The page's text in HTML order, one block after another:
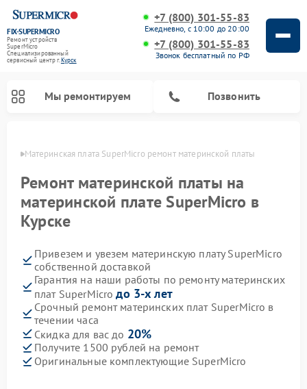
FIX-SUPERMICRO
Ремонт устройств
SuperMicro
Специализированный
cервисный центр г.Курск
+7 (800) 301-55-83
Ежедневно, с 10:00 до 20:00
+7 (800) 301-55-83
Звонок бесплатный по РФ
Мы ремонтируем Позвонить
Материнская плата SuperMicro ремонт материнской платы
Ремонт материнской платы на
материнской плате SuperMicro в
Курске
Привезем и увезем материнскую плату SuperMicro
собственной доставкой
Гарантия на наши работы по ремонту материнских
плат SuperMicroдо 3-х лет
Срочный ремонт материнских плат SuperMicro в
течении часа
Скидка для вас до 20%
Получите 1500 рублей на ремонт
Оригинальные комплектующие SuperMicro